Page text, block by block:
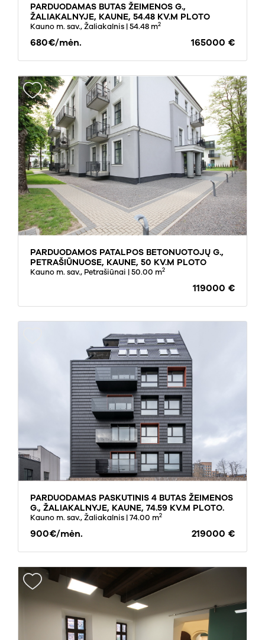
PARDUODAMAS BUTAS ŽEIMENOS G.,
ŽALIAKALNYJE, KAUNE, 54.48 KV.M PLOTO
Kauno m. sav., Žaliakalnis | 54.48 m2
680€/mėn. 165000 €
PARDUODAMOS PATALPOS BETONUOTOJŲ G.,
PETRAŠIŪNUOSE, KAUNE, 50 KV.M PLOTO
Kauno m. sav., Petrašiūnai | 50.00 m2
119000 €
PARDUODAMAS PASKUTINIS 4 BUTAS ŽEIMENOS
G., ŽALIAKALNYJE, KAUNE, 74.59 KV.M PLOTO.
ANTRAME NAME.
Kauno m. sav., Žaliakalnis | 74.00 m2
900€/mėn. 219000 €